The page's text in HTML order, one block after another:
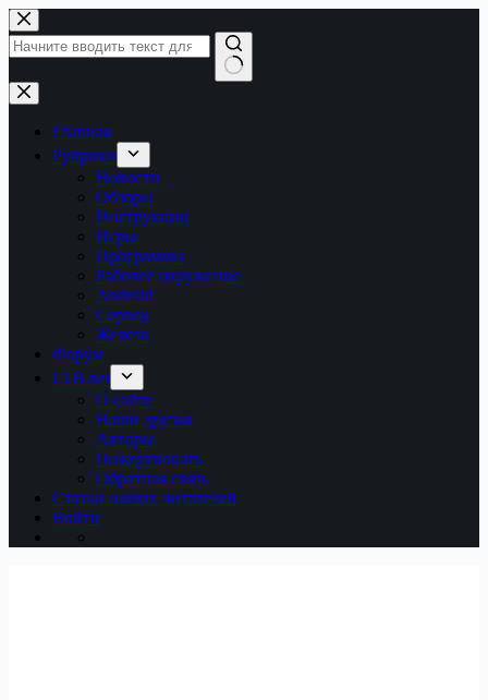
Перейти
к
сути
Ничего
не
найденоГлавная
Рубрики
Новости
Обзоры
Инструкции
Игры
Программы
Рабочее окружение
Android
Сервер
Железо
Форум
LTB.net
О сайте
Наши друзья
Авторы
Пожертвовать
Обратная связь
Статьи наших читателей
Войти